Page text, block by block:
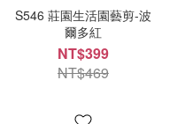
S546 莊園生活園藝剪-波
爾多紅
NT$399
NT$469